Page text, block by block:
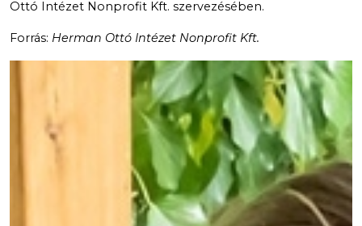
Ottó Intézet Nonprofit Kft. szervezésében.
Forrás: Herman Ottó Intézet Nonprofit Kft.